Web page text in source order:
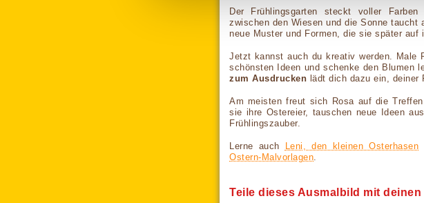
Der Frühlingsgarten steckt voller
zwischen den Wiesen und die Sonne
neue Muster und Formen, die sie später auf
Jetzt kannst auch du kreativ werden. Male
schönsten Ideen und schenke den Blumen
zum Ausdrucken lädt dich dazu ein,
Am meisten freut sich Rosa auf die
sie ihre Ostereier, tauschen neue Ideen
Frühlingszauber.
Lerne auch Leni, den kleinen Osterhasen
Ostern-Malvorlagen.
Teile dieses Ausmalbild mit